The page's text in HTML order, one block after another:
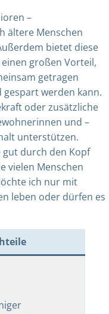
–
ältere Menschen
bietet diese
großen Vorteil,
getragen
werden kann.
oder zusätzliche
und –
unterstützen.
gut durch den Kopf
vielen Menschen
ich nur mit
leben oder dürfen es